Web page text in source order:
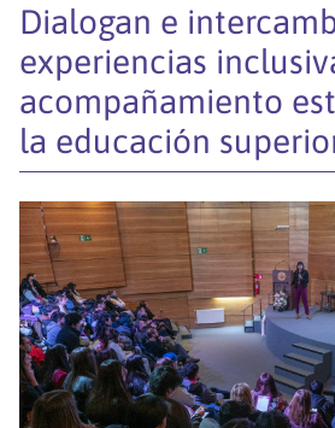
Dialogan e
experiencias
acompañamiento
la educación